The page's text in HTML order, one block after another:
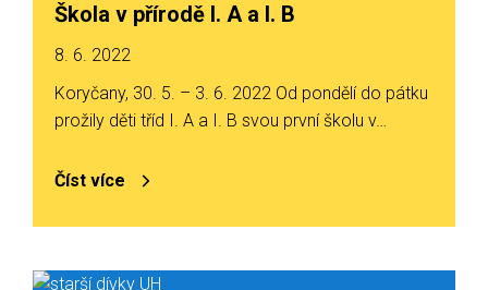
Škola v přírodě I. A a I. B
8. 6. 2022
Koryčany, 30. 5. – 3. 6. 2022 Od pondělí do pátku
prožily děti tříd I. A a I. B svou první školu v…
Číst více